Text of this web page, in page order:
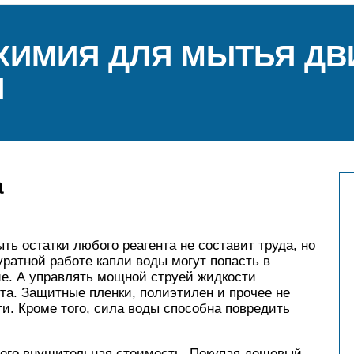
ДЛЯ МЫТЬЯ
остатки любого реагента не составит труда, но
работе капли воды могут попасть в
А управлять мощной струей жидкости
Защитные пленки, полиэтилен и прочее не
Кроме того, сила воды способна повредить